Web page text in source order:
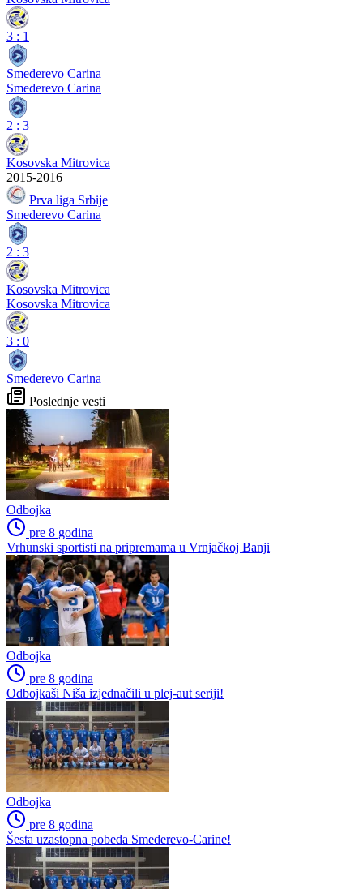
3 : 1
Smederevo Carina
Smederevo Carina
2 : 3
Kosovska Mitrovica
2015-2016
Prva liga Srbije
Smederevo Carina
2 : 3
Kosovska Mitrovica
Kosovska Mitrovica
3 : 0
Smederevo Carina
Poslednje vesti
Odbojka
pre 8 godina
Vrhunski sportisti na pripremama u Vrnjačkoj Banji
Odbojka
pre 8 godina
Odbojkaši Niša izjednačili u plej-aut seriji!
Odbojka
pre 8 godina
Šesta uzastopna pobeda Smederevo-Carine!